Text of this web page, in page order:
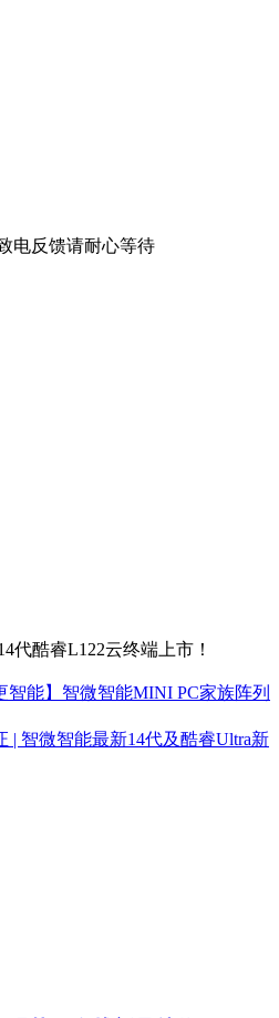
电反馈请耐心等待
代酷睿L122云终端上市！
智能】智微智能MINI PC家族阵列
| 智微智能最新14代及酷睿Ultra新